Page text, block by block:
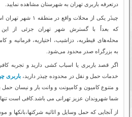
درتعرفه باربری تهران به شهرستان مشاهده نمایید.
چیذَر یکی از محلات
که بعداً با گسترش شهر تهران جزئی از
محله‌های قیطریه، دزاشیب، اختیاریه، فرمانیه و
به بزرگراه صدر محدود می‌شود.
اگر قصد باربری یا اسباب کشی دارید و تجربه کافی
خدمات حمل و نقل در محدوده چیذر دارید، باربری
و متنوع کامیون و کامیونت و وانت بار و نیسان حمل
شما شهروندان عزیز تهرانی می باشد.کافی است تنها
از آنجایی که حمل وسایل و اثاثیه شرکتها،بانکها و